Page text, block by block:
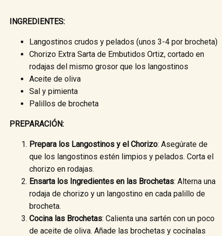
INGREDIENTES:
Langostinos crudos y pelados (unos 3-4 por brocheta)
Chorizo Extra Sarta de Embutidos Ortiz, cortado en
rodajas del mismo grosor que los langostinos
Aceite de oliva
Sal y pimienta
Palillos de brocheta
PREPARACIÓN:
Prepara los Langostinos y el Chorizo: Asegúrate de
que los langostinos estén limpios y pelados. Corta el
chorizo en rodajas.
Ensarta los Ingredientes en las Brochetas: Alterna una
rodaja de chorizo y un langostino en cada palillo de
brocheta.
Cocina las Brochetas: Calienta una sartén con un poco
de aceite de oliva. Añade las brochetas y cocínalas